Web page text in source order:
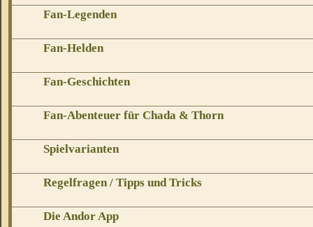
Fan-Legenden
Fan-Helden
Fan-Geschichten
Fan-Abenteuer für Chada & Thorn
Spielvarianten
Regelfragen / Tipps und Tricks
Die Andor App